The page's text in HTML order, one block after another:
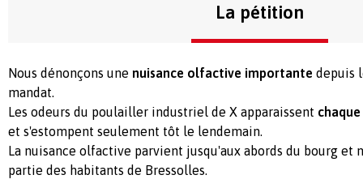
La pétition
Nous dénonçons une nuisance olfactive importante depuis
mandat.
Les odeurs du poulailler industriel de X apparaissent
et s'estompent seulement tôt le lendemain.
La nuisance olfactive parvient jusqu'aux abords du bourg et
partie des habitants de Bressolles.